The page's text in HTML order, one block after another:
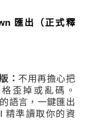
匯出（正式釋
： 不用再擔心把
歪掉或亂碼。
語言，一鍵匯出
精準讀取你的資